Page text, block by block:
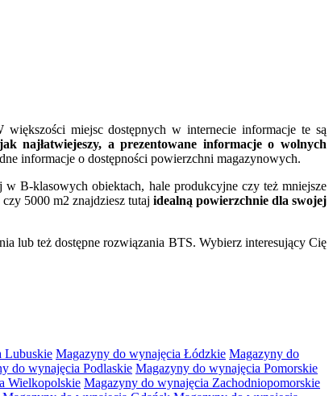
miejsc dostępnych w internecie informacje te są
najłatwiejeszy, a prezentowane informacje o wolnych
informacje o dostępności powierzchni magazynowych.
B-klasowych obiektach, hale produkcyjne czy też mniejsze
5000 m2 znajdziesz tutaj idealną powierzchnie dla swojej
lub też dostępne rozwiązania BTS. Wybierz interesujący Cię
Lubuskie Magazyny do wynajęcia Łódzkie Magazyny do
do wynajęcia Podlaskie Magazyny do wynajęcia Pomorskie
Wielkopolskie Magazyny do wynajęcia Zachodniopomorskie